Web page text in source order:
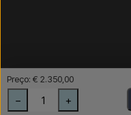
Preço: € 2.350,00
− +